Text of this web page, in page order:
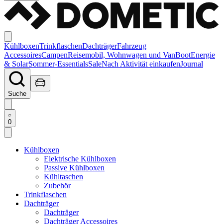
KühlboxenTrinkflaschenDachträgerFahrzeug
AccessoiresCampenReisemobil, Wohnwagen und VanBootEnergie
& SolarSommer-EssentialsSaleNach Aktivität einkaufenJournal
Suche
0
Kühlboxen
Elektrische Kühlboxen
Passive Kühlboxen
Kühltaschen
Zubehör
Trinkflaschen
Dachträger
Dachträger
Dachträger Accessoires